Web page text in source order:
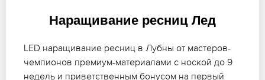
Наращивание ресниц Лед
LED наращивание ресниц в Лубны от мастеров-
чемпионов премиум-материалами с ноской до 9
недель и приветственным бонусом на первый